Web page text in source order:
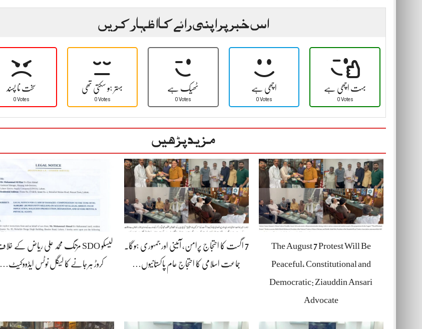
اس خبر پر اپنی رائے کا اظہار کریں
سخت نا پسند
0 Votes
بہتر ہو سکتی تھی
0 Votes
ٹھیک ہے
0 Votes
اچھی ہے
0 Votes
بہت اچھی ہے
0 Votes
مزید پڑھیں
The August 7 Protest Will Be
Peaceful, Constitutional and
Democratic: Ziauddin Ansari
Advocate
7 اگست کا احتجاج پرامن، آئینی اور جمہوری ہوگا۔
جماعت اسلامی کا احتجاج عام پاکستانیوں… کروڑ ہرجانے کا لیگل نوٹس ایڈووکیٹ…